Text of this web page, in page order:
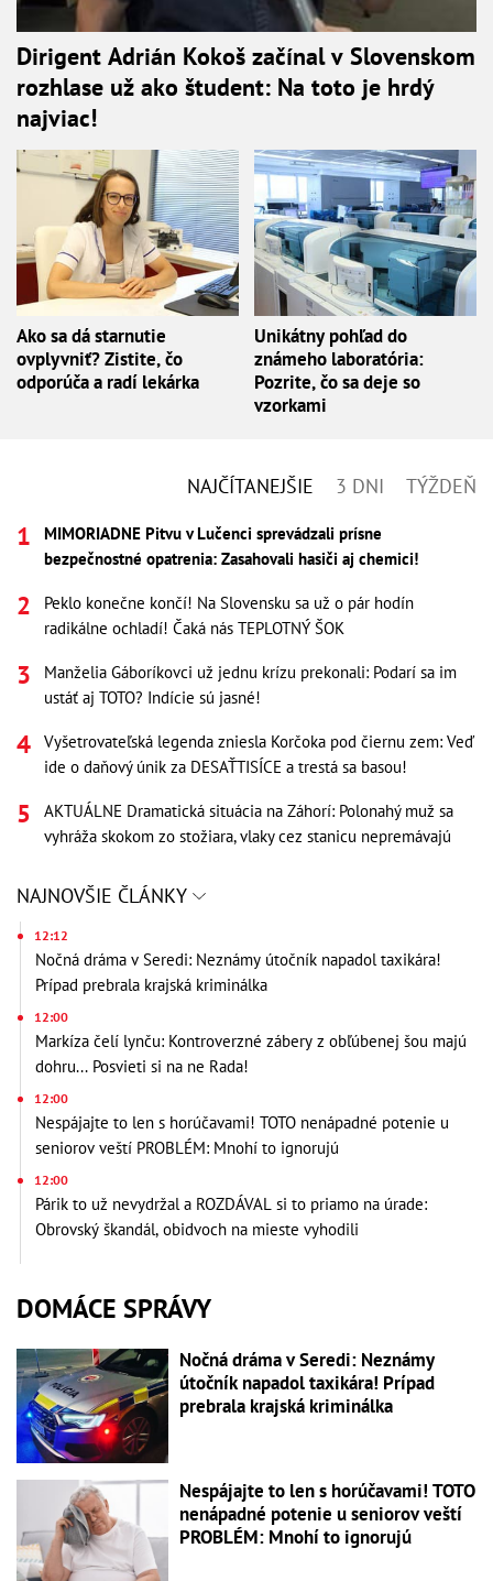
Dirigent Adrián Kokoš začínal v Slovenskom
rozhlase už ako študent: Na toto je hrdý
najviac!
Ako sa dá starnutie
ovplyvniť? Zistite, čo
odporúča a radí lekárka
Unikátny pohľad do
známeho laboratória:
Pozrite, čo sa deje so
vzorkami
NAJČÍTANEJŠIE 3 DNI TÝŽDEŇ
MIMORIADNE Pitvu v Lučenci sprevádzali prísne
bezpečnostné opatrenia: Zasahovali hasiči aj chemici!
Peklo konečne končí! Na Slovensku sa už o pár hodín
radikálne ochladí! Čaká nás TEPLOTNÝ ŠOK
Manželia Gáboríkovci už jednu krízu prekonali: Podarí sa im
ustáť aj TOTO? Indície sú jasné!
Vyšetrovateľská legenda zniesla Korčoka pod čiernu zem: Veď
ide o daňový únik za DESAŤTISÍCE a trestá sa basou!
AKTUÁLNE Dramatická situácia na Záhorí: Polonahý muž sa
vyhráža skokom zo stožiara, vlaky cez stanicu nepremávajú
NAJNOVŠIE ČLÁNKY
12:12
Nočná dráma v Seredi: Neznámy útočník napadol taxikára!
Prípad prebrala krajská kriminálka
12:00
Markíza čelí lynču: Kontroverzné zábery z obľúbenej šou majú
dohru... Posvieti si na ne Rada!
12:00
Nespájajte to len s horúčavami! TOTO nenápadné potenie u
seniorov veští PROBLÉM: Mnohí to ignorujú
12:00
Párik to už nevydržal a ROZDÁVAL si to priamo na úrade:
Obrovský škandál, obidvoch na mieste vyhodili
DOMÁCE SPRÁVY
Nočná dráma v Seredi: Neznámy
útočník napadol taxikára! Prípad
prebrala krajská kriminálka
Nespájajte to len s horúčavami! TOTO
nenápadné potenie u seniorov veští
PROBLÉM: Mnohí to ignorujú